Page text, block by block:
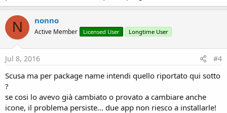
N nonno
Active Member Licensed User Longtime User
Jul 8, 2016 #4
Scusa ma per package name intendi quello riportato qui sotto
?
se cosi lo avevo già cambiato o provato a cambiare anche
icone, il problema persiste... due app non riesco a installarle!